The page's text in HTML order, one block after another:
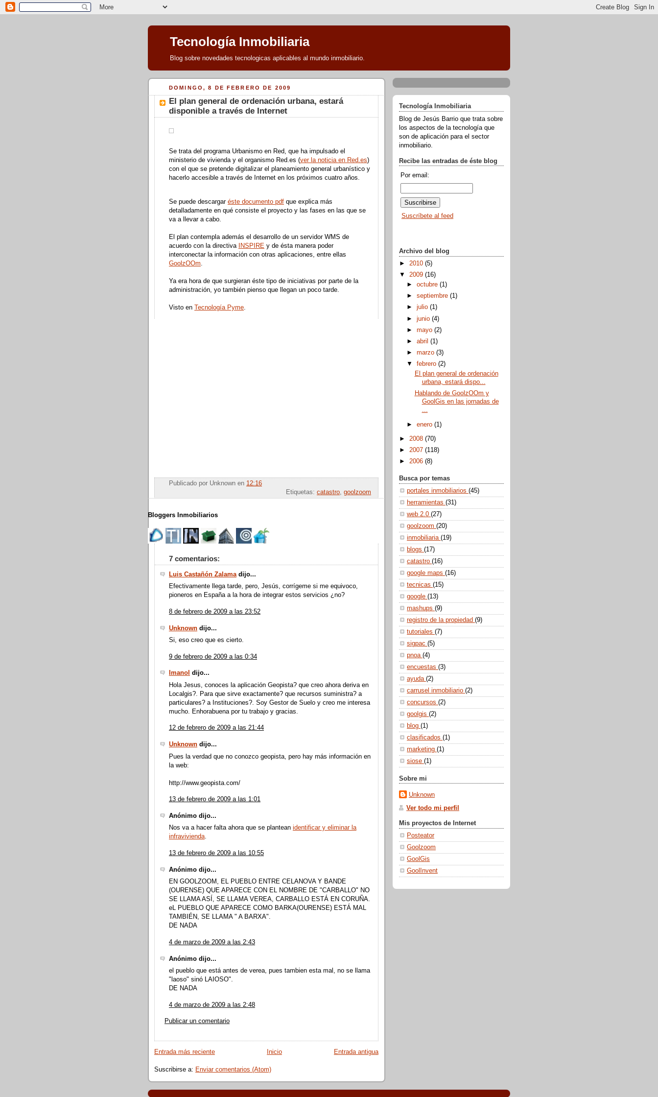
Tecnología Inmobiliaria
Blog sobre novedades tecnologicas aplicables al mundo inmobiliario.
DOMINGO, 8 DE FEBRERO DE 2009
El plan general de ordenación urbana, estará
disponible a través de Internet
Se trata del programa Urbanismo en Red, que ha impulsado el
ministerio de vivienda y el organismo Red.es (ver la noticia en Red.es)
con el que se pretende digitalizar el planeamiento general urbanístico y
hacerlo accesible a través de Internet en los próximos cuatro años.
Se puede descargar éste documento pdf que explica más
detalladamente en qué consiste el proyecto y las fases en las que se
va a llevar a cabo.
El plan contempla además el desarrollo de un servidor WMS de
acuerdo con la directiva
INSPIRE y de ésta manera poder
interconectar la información con otras aplicaciones, entre ellas
GoolzOOm.
Ya era hora de que surgieran éste tipo de iniciativas por parte de la
administración, yo también pienso que llegan un poco tarde.
Visto en Tecnología Pyme.
Publicado por Unknown en 12:16
Etiquetas: catastro, goolzoom
Bloggers Inmobiliarios
7 comentarios:
Luis Castañón Zalamadijo...
Efectivamente llega tarde, pero, Jesús, corrígeme si me equivoco,
pioneros en España a la hora de integrar estos servicios ¿no?
8 de febrero de 2009 a las 23:52
Unknown dijo...
Si, eso creo que es cierto.
9 de febrero de 2009 a las 0:34
Imanol dijo...
Hola Jesus, conoces la aplicación Geopista? que creo ahora deriva en
Localgis?. Para que sirve exactamente? que recursos suministra? a
particulares? a Instituciones?. Soy Gestor de Suelo y creo me interesa
mucho. Enhorabuena por tu trabajo y gracias.
12 de febrero de 2009 a las 21:44
Unknown dijo...
Pues la verdad que no conozco geopista, pero hay más información en
la web:
http://www.geopista.com/
13 de febrero de 2009 a las 1:01
Anónimo dijo...
Nos va a hacer falta ahora que se plantean identificar y eliminar la
infravivienda.
13 de febrero de 2009 a las 10:55
Anónimo dijo...
EN GOOLZOOM, EL PUEBLO ENTRE CELANOVA Y BANDE
(OURENSE) QUE APARECE CON EL NOMBRE DE "CARBALLO" NO
SE LLAMA ASÍ, SE LLAMA VEREA, CARBALLO ESTÁ EN CORUÑA.
eL PUEBLO QUE APARECE COMO BARKA(OURENSE) ESTÁ MAL
TAMBIÉN, SE LLAMA " A BARXA".
DE NADA
4 de marzo de 2009 a las 2:43
Anónimo dijo...
el pueblo que está antes de verea, pues tambien esta mal, no se llama
"laoso" sinó LAIOSO".
DE NADA
4 de marzo de 2009 a las 2:48
Publicar un comentario
Entrada más reciente Entrada antigua
Inicio
Suscribirse a: Enviar comentarios (Atom)
Tecnología Inmobiliaria
Blog de Jesús Barrio que trata sobre
los aspectos de la tecnología que
son de aplicación para el sector
inmobiliario.
Recibe las entradas de éste blog
Por email:
Suscríbete al feed
Archivo del blog
► 2010 (5)
▼ 2009 (16)
►octubre(1)
►septiembre(1)
►julio(1)
►junio(4)
►mayo(2)
►abril(1)
►marzo(3)
▼febrero(2)
El plan general de ordenación
urbana, estará dispo...
Hablando de GoolzOOm y
GoolGis en las jornadas de
...
►enero(1)
► 2008 (70)
► 2007 (118)
► 2006 (8)
Busca por temas
portales inmobiliarios (45)
herramientas (31)
web 2.0 (27)
goolzoom (20)
inmobiliaria (19)
blogs (17)
catastro (16)
google maps (16)
tecnicas (15)
google (13)
mashups (9)
registro de la propiedad (9)
tutoriales (7)
sigpac (5)
pnoa (4)
encuestas (3)
ayuda (2)
carrusel inmobiliario (2)
concursos (2)
goolgis (2)
blog (1)
clasificados (1)
marketing (1)
siose (1)
Sobre mi
Unknown
Ver todo mi perfil
Mis proyectos de Internet
Posteator
Goolzoom
GoolGis
GoolInvent